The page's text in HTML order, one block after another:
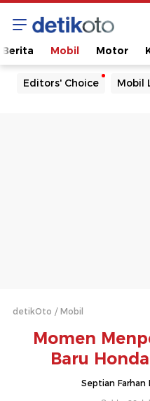
Berita Mobil Motor
Editors' Choice Mobil
detikOto Mobil
Momen
Baru
Septian Farhan